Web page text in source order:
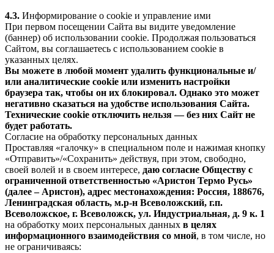
4.3. Информирование о cookie и управление ими
При первом посещении Сайта вы видите уведомление
(баннер) об использовании cookie. Продолжая пользоваться
Сайтом, вы соглашаетесь с использованием cookie в
указанных целях.
Вы можете в любой момент удалить функциональные и/
или аналитические cookie или изменить настройки
браузера так, чтобы он их блокировал. Однако это может
негативно сказаться на удобстве использования Сайта.
Технические cookie отключить нельзя — без них Сайт не
будет работать.
Согласие на обработку персональных данных
Проставляя «галочку» в специальном поле и нажимая кнопку
«Отправить»/«Сохранить» действуя, при этом, свободно,
своей волей и в своем интересе, даю согласие Обществу с
ограниченной ответственностью «Аристон Термо Русь»
(далее – Аристон), адрес местонахождения: Россия, 188676,
Ленинградская область, м.р-н Всеволожский, г.п.
Всеволожское, г. Всеволожск, ул. Индустриальная, д. 9 к. 1
на обработку моих персональных данных в целях
информационного взаимодействия со мной, в том числе, но
не ограничиваясь: